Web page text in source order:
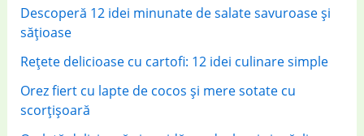
o
r
Descoperă 12 idei minunate de salate savuroase și
sățioase
Rețete delicioase cu cartofi: 12 idei culinare simple
Orez fiert cu lapte de cocos și mere sotate cu
scorțișoară